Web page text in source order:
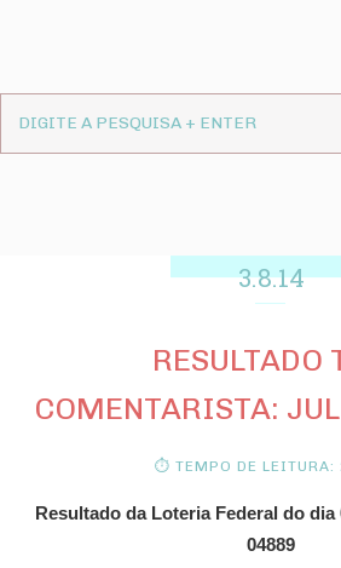
3.8.14
RESULTADO
COMENTARISTA:
⏱ TEMPO DE LEITURA:
Resultado da Loteria Federal do dia
04889